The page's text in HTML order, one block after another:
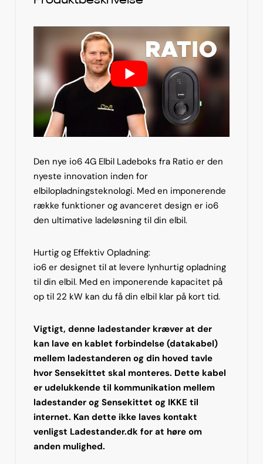
Den nye io6 4G Elbil Ladeboks fra Ratio er den
nyeste innovation inden for
elbilopladningsteknologi. Med en imponerende
række funktioner og avanceret design er io6
den ultimative ladeløsning til din elbil.
Hurtig og Effektiv Opladning:
io6 er designet til at levere lynhurtig opladning
til din elbil. Med en imponerende kapacitet på
op til 22 kW kan du få din elbil klar på kort tid.
Vigtigt, denne ladestander kræver at der
kan lave en kablet forbindelse (datakabel)
mellem ladestanderen og din hoved tavle
hvor Sensekittet skal monteres. Dette kabel
er udelukkende til kommunikation mellem
ladestander og Sensekittet og IKKE til
internet. Kan dette ikke laves kontakt
venligst Ladestander.dk for at høre om
anden mulighed.